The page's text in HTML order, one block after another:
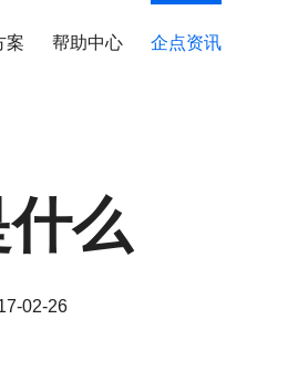
案 帮助中心 企点资讯
么
02-26